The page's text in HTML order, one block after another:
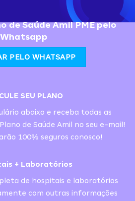
de Saúde Amil PME pelo
Whatsapp
PELO WHATSAPP
SEU PLANO
abaixo e receba todas as
de Saúde Amil no seu e-mail!
100% seguros conosco!
+ Laboratórios
de hospitais e laboratórios
com outras informações